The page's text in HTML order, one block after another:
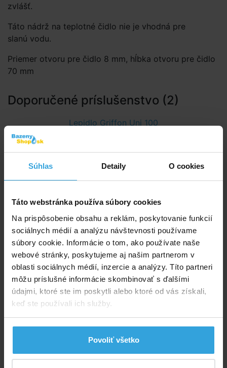
Súhlas Detaily O cookies
Táto webstránka používa súbory cookies
Na prispôsobenie obsahu a reklám, poskytovanie funkcií
sociálnych médií a analýzu návštevnosti používame
súbory cookie. Informácie o tom, ako používate naše
webové stránky, poskytujeme aj našim partnerom v
oblasti sociálnych médií, inzercie a analýzy. Títo partneri
môžu príslušné informácie skombinovať s ďalšími
údajmi, ktoré ste im poskytli alebo ktoré od vás získali,
keď ste používali ich služby.
Povoliť všetko
zvlášť.
Táto nádrž na teplotné čidlo nie je vhodná pre
slanú vodu.
Priemer otvoru pre čidlo 8 mm, hĺbka otvoru pre čidlo
70 mm
Doporučené príslušenstvo (2)
Lepidlo Griffon Uni 100
Skladom > 20 ks
v pondelok u vás
11,67 EUR
do košíka
Čistič Griffon 125ml